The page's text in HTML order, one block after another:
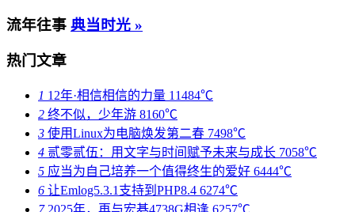
流年往事 典当时光 »
热门文章
1 12年·相信相信的力量 11484℃
2 终不似，少年游 8160℃
3 使用Linux为电脑焕发第二春 7498℃
4 贰零贰伍：用文字与时间赋予未来与成长 7058℃
5 应当为自己培养一个值得终生的爱好 6444℃
6 让Emlog5.3.1支持到PHP8.4 6274℃
72025年，再与宏碁4738G相逢 6257℃